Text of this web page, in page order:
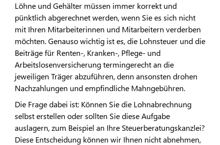
Löhne und Gehälter müssen immer korrekt und
pünktlich abgerechnet werden, wenn Sie es sich nicht
mit Ihren Mitarbeiterinnen und Mitarbeitern verderben
möchten. Genauso wichtig ist es, die Lohnsteuer und die
Beiträge für Renten-, Kranken-, Pflege- und
Arbeitslosenversicherung termingerecht an die
jeweiligen Träger abzuführen, denn ansonsten drohen
Nachzahlungen und empfindliche Mahngebühren.
Die Frage dabei ist: Können Sie die Lohnabrechnung
selbst erstellen oder sollten Sie diese Aufgabe
auslagern, zum Beispiel an Ihre Steuerberatungskanzlei?
Diese Entscheidung können wir Ihnen nicht abnehmen,